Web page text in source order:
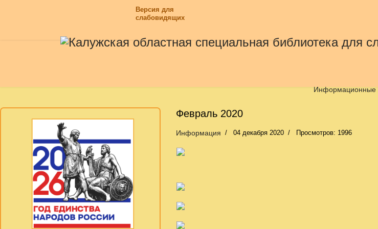
Версия для
слабовидящих
Информационные
Февраль 2020
Информация 04 декабря 2020 Просмотров: 1996